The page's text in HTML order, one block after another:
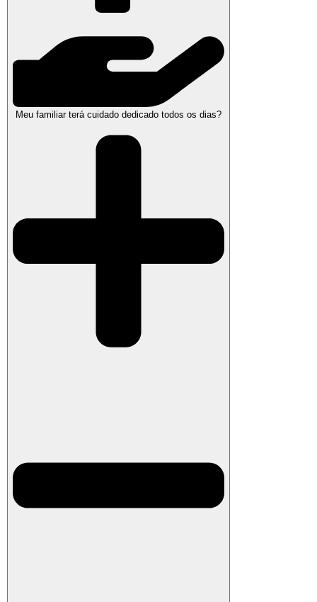
Meu familiar terá cuidado dedicado todos os dias?